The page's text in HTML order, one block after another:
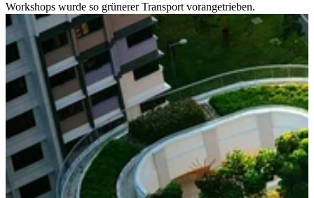
Workshops wurde so grünerer Transport vorangetrieben.